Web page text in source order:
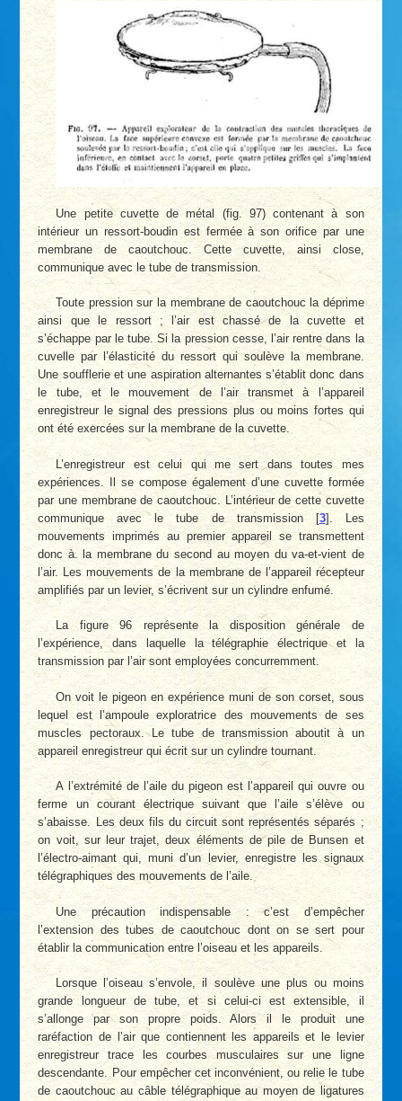
Une petite cuvette de métal (fig. 97) contenant à son
intérieur un ressort-boudin est fermée à son orifice par une
membrane de caoutchouc. Cette cuvette, ainsi close,
communique avec le tube de transmission.
Toute pression sur la membrane de caoutchouc la déprime
ainsi que le ressort ; l’air est chassé de la cuvette et
s’échappe par le tube. Si la pression cesse, l’air rentre dans la
cuvelle par l’élasticité du ressort qui soulève la membrane.
Une soufflerie et une aspiration alternantes s’établit donc dans
le tube, et le mouvement de l’air transmet à l’appareil
enregistreur le signal des pressions plus ou moins fortes qui
ont été exercées sur la membrane de la cuvette.
L’enregistreur est celui qui me sert dans toutes mes
expériences. Il se compose également d’une cuvette formée
par une membrane de caoutchouc. L’intérieur de cette cuvette
communique avec le tube de transmission[3]
. Les
mouvements imprimés au premier appareil se transmettent
donc à. la membrane du second au moyen du va-et-vient de
l’air. Les mouvements de la membrane de l’appareil récepteur
amplifiés par un levier, s’écrivent sur un cylindre enfumé.
La figure 96 représente la disposition générale de
l’expérience, dans laquelle la télégraphie électrique et la
transmission par l’air sont employées concurremment.
On voit le pigeon en expérience muni de son corset, sous
lequel est l’ampoule exploratrice des mouvements de ses
muscles pectoraux. Le tube de transmission aboutit à un
appareil enregistreur qui écrit sur un cylindre tournant.
A l’extrémité de l’aile du pigeon est l’appareil qui ouvre ou
ferme un courant électrique suivant que l’aile s’élève ou
s’abaisse. Les deux fils du circuit sont représentés séparés ;
on voit, sur leur trajet, deux éléments de pile de Bunsen et
l’électro-aimant qui, muni d’un levier, enregistre les signaux
télégraphiques des mouvements de l’aile.
Une précaution indispensable : c’est d’empêcher
l’extension des tubes de caoutchouc dont on se sert pour
établir la communication entre l’oiseau et les appareils.
Lorsque l’oiseau s’envole, il soulève une plus ou moins
grande longueur de tube, et si celui-ci est extensible, il
s’allonge par son propre poids. Alors il le produit une
raréfaction de l’air que contiennent les appareils et le levier
enregistreur trace les courbes musculaires sur une ligne
descendante. Pour empêcher cet inconvénient, ou relie le tube
de caoutchouc au câble télégraphique au moyen de ligatures